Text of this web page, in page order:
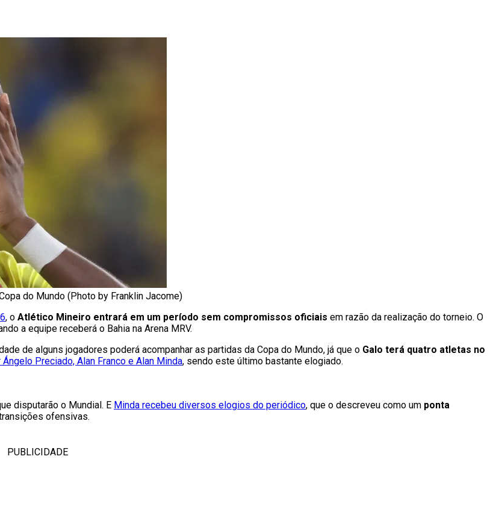
do Mundo (Photo by Franklin Jacome)
, o Atlético Mineiro entrará em um período sem compromissos oficiais em razão da realização do torneio. O
a equipe receberá o Bahia na Arena MRV.
de alguns jogadores poderá acompanhar as partidas da Copa do Mundo, já que o Galo terá quatro atletas no
Preciado, Alan Franco e Alan Minda, sendo este último bastante elogiado.
disputarão o Mundial. E Minda recebeu diversos elogios do periódico, que o descreveu como um ponta
ofensivas.
PUBLICIDADE